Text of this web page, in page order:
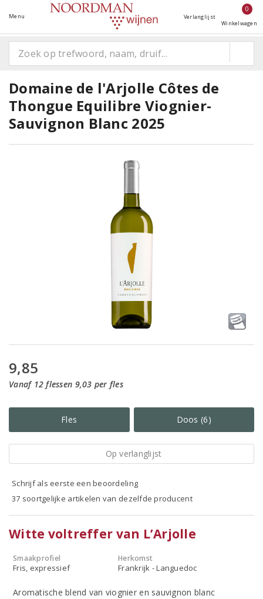
Menu Verlanglijst
0
Winkelwagen
Domaine de l'Arjolle Côtes de
Thongue Equilibre Viognier-
Sauvignon Blanc 2025
9,85
Vanaf 12 flessen 9,03 per fles
Fles Doos (6)
Op verlanglijst
Schrijf als eerste een beoordeling
37 soortgelijke artikelen van dezelfde producent
Witte voltreffer van L’Arjolle
Smaakprofiel
Fris, expressief
Herkomst
Frankrijk - Languedoc
Aromatische blend van viognier en sauvignon blanc